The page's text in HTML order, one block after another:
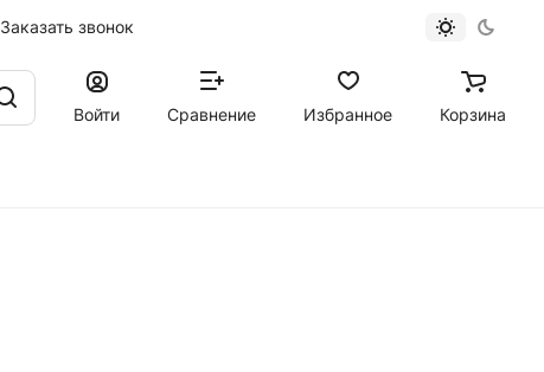
Заказать звонок
Войти
Сравнение Избранное Корзина